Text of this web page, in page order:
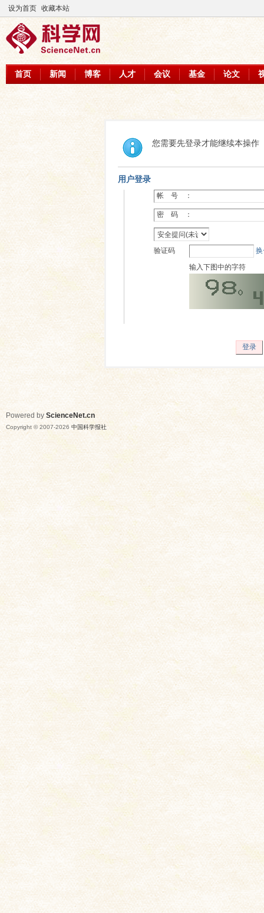
设为首页 收藏本站
首页 新闻 博客 人才 会议 基金 论文
您需要先登录才能继续本操作
用户登录
帐 号 ：
密 码 ：
验证码
输入下图中的字符
登录
Powered by ScienceNet.cn
Copyright © 2007-2026 中国科学报社